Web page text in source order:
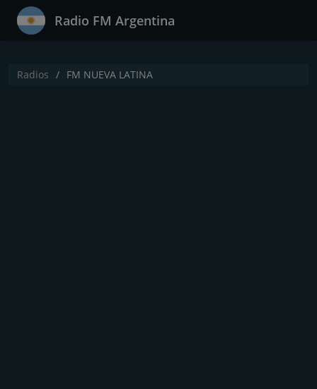
Radio FM Argentina
Radios FM NUEVA LATINA